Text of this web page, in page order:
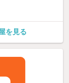
を見る